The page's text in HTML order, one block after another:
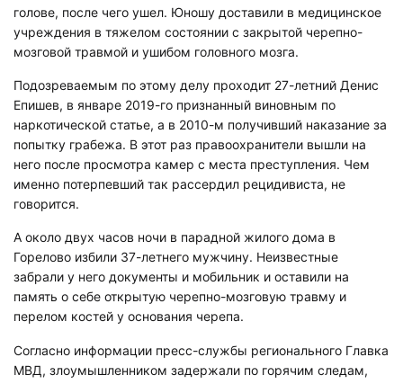
голове, после чего ушел. Юношу доставили в медицинское
учреждения в тяжелом состоянии с закрытой черепно-
мозговой травмой и ушибом головного мозга.
Подозреваемым по этому делу проходит 27-летний Денис
Епишев, в январе 2019-го признанный виновным по
наркотической статье, а в 2010-м получивший наказание за
попытку грабежа. В этот раз правоохранители вышли на
него после просмотра камер с места преступления. Чем
именно потерпевший так рассердил рецидивиста, не
говорится.
А около двух часов ночи в парадной жилого дома в
Горелово избили 37-летнего мужчину. Неизвестные
забрали у него документы и мобильник и оставили на
память о себе открытую черепно-мозговую травму и
перелом костей у основания черепа.
Согласно информации пресс-службы регионального Главка
МВД, злоумышленником задержали по горячим следам,